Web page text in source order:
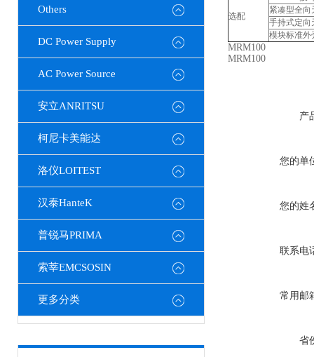
Others
DC Power Supply
AC Power Source
安立ANRITSU
柯尼卡美能达
洛仪LOITEST
汉泰HanteK
普锐马PRIMA
索莘EMCSOSIN
更多分类
选配
紧凑型全向
手持式定向
模块标准外
MRM100
MRM100
产
您的单
您的姓
联系电
常用邮
省